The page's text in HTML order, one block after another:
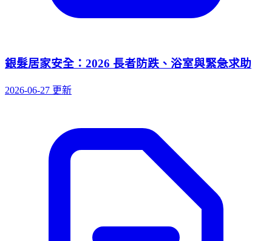
銀髮居家安全：2026 長者防跌、浴室與緊急求助
2026-06-27 更新